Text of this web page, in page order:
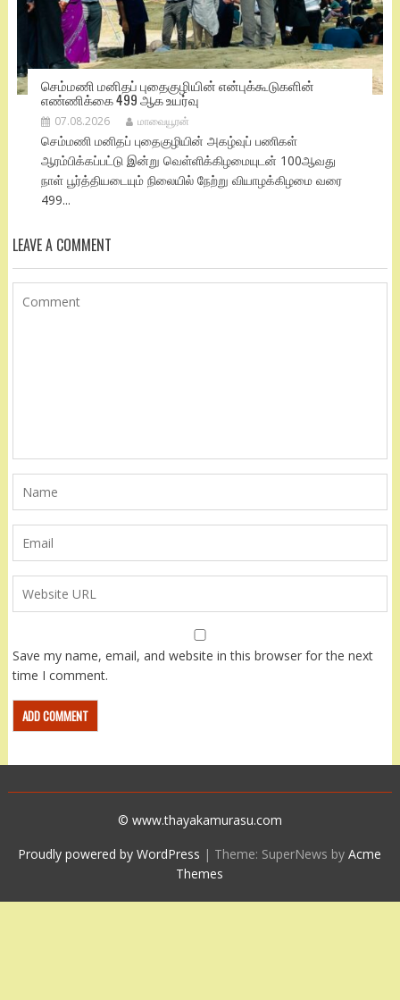
செம்மணி மனிதப் புதைகுழியின் என்புக்கூடுகளின்
எண்ணிக்கை 499 ஆக உயர்வு
07.08.2026 மாவையூரன்
செம்மணி மனிதப் புதைகுழியின் அகழ்வுப் பணிகள்
ஆரம்பிக்கப்பட்டு இன்று வெள்ளிக்கிழமையுடன் 100ஆவது
நாள் பூர்த்தியடையும் நிலையில் நேற்று வியாழக்கிழமை வரை
499...
LEAVE A COMMENT
Save my name, email, and website in this browser for the next
time I comment.
© www.thayakamurasu.com
Proudly powered by WordPress | Theme: SuperNews byAcme
Themes